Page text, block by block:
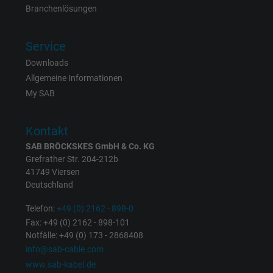
zu registrieren und zu melden.
Name
Anbieter Google LLC
Zweck
Mithilfe dieser ID kann Google den Nutzer
verschiedenen Websites
Name
bkdwCNfVtWgQ67qT8AM,49021628980,
Google Ad Conversion Tracking
Branchenlösungen
Service
Downloads
Allgemeine Informationen
My SAB
Kontakt
SAB BRÖCKSKES GmbH & Co. KG
Grefrather Str. 204-212b
41749 Viersen
Deutschland
Telefon:+49 (0) 2162 - 898-0
Fax: +49 (0) 2162 - 898-101
Notfälle: +49 (0) 173 - 2868408
info@sab-cable.com
www.sab-kabel.de